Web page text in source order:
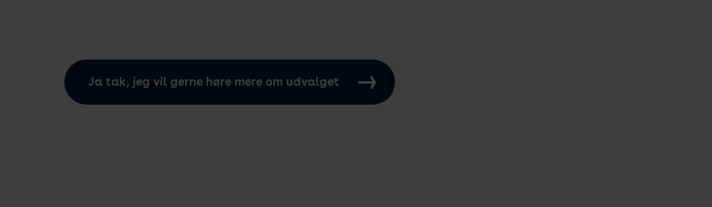
Ja tak, jeg vil gerne høre mere om udvalget